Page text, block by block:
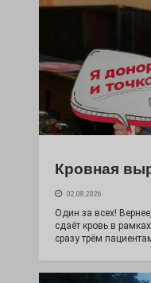
Кровная
02.08.2026
Один за всех!
сдаёт кровь в
сразу трём